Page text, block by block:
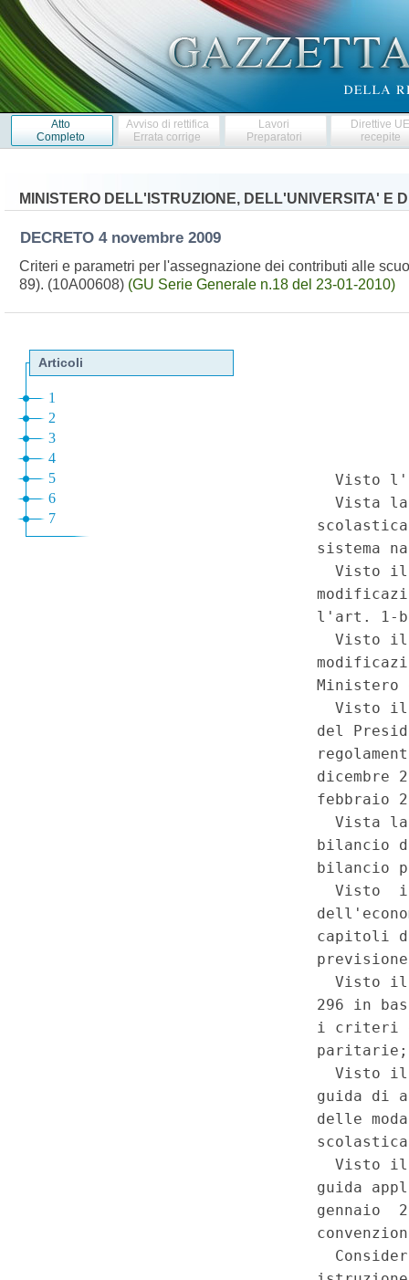
Atto
Completo
Avviso di rettifica
Errata corrige
Lavori
Preparatori
Direttive
recepite
MINISTERO DELL'ISTRUZIONE, DELL'UNIVERSITA' E
DECRETO 4 novembre 2009
Criteri e parametri per l'assegnazione dei contributi alle
89). (10A00608) (GU Serie Generale n.18 del 23-01-2010)